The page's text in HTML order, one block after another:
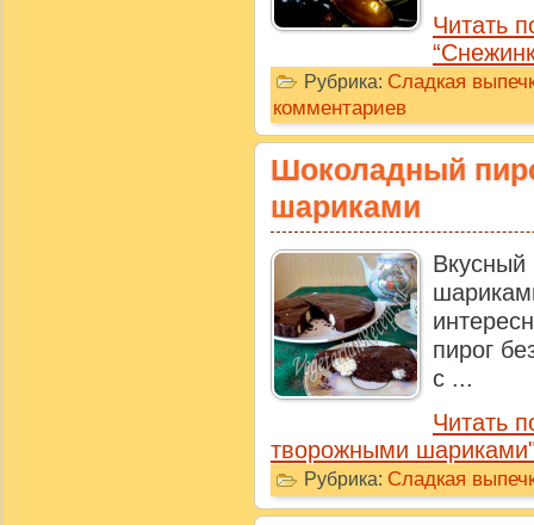
Читать
Рубрика: Сладкая
комментариев
Шоколадный
шариками
пирог
с ...
Читать
творожными
Рубрика: Сладкая